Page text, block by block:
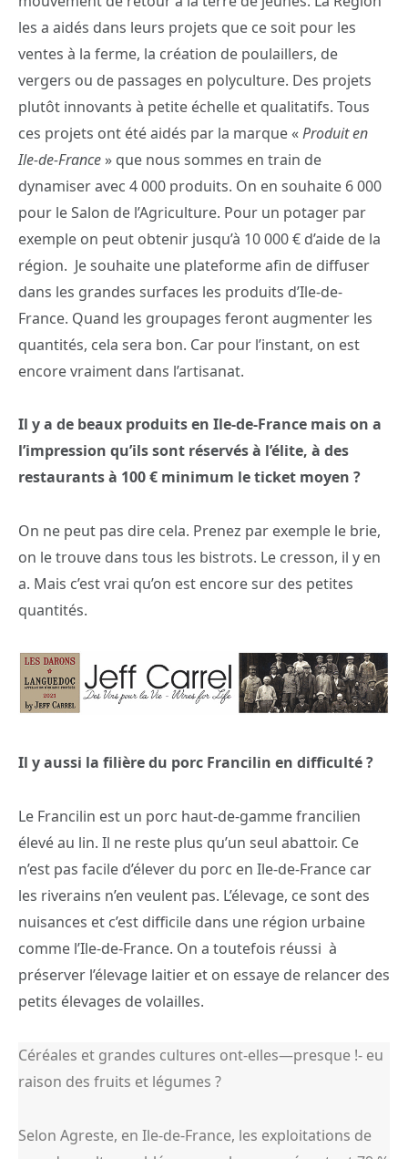
les a aidés dans leurs projets que ce soit pour les
ventes à la ferme, la création de poulaillers, de
vergers ou de passages en polyculture. Des projets
plutôt innovants à petite échelle et qualitatifs. Tous
ces projets ont été aidés par la marque «Produit en
Ile-de-France » que nous sommes en train de
dynamiser avec 4 000 produits. On en souhaite 6 000
pour le Salon de l’Agriculture. Pour un potager par
exemple on peut obtenir jusqu’à 10 000 € d’aide de la
région. Je souhaite une plateforme afin de diffuser
dans les grandes surfaces les produits d’Ile-de-
France. Quand les groupages feront augmenter les
quantités, cela sera bon. Car pour l’instant, on est
encore vraiment dans l’artisanat.
Il y a de beaux produits en Ile-de-France mais on a
l’impression qu’ils sont réservés à l’élite, à des
restaurants à 100 € minimum le ticket moyen ?
On ne peut pas dire cela. Prenez par exemple le brie,
on le trouve dans tous les bistrots. Le cresson, il y en
a. Mais c’est vrai qu’on est encore sur des petites
quantités.
Il y aussi la filière du porc Francilin en difficulté ?
Le Francilin est un porc haut-de-gamme francilien
élevé au lin. Il ne reste plus qu’un seul abattoir. Ce
n’est pas facile d’élever du porc en Ile-de-France car
les riverains n’en veulent pas. L’élevage, ce sont des
nuisances et c’est difficile dans une région urbaine
comme l’Ile-de-France. On a toutefois réussi à
préserver l’élevage laitier et on essaye de relancer des
petits élevages de volailles.
Céréales et grandes cultures ont-elles—presque !- eu
raison des fruits et légumes ?
Selon Agreste, en Ile-de-France, les exploitations de